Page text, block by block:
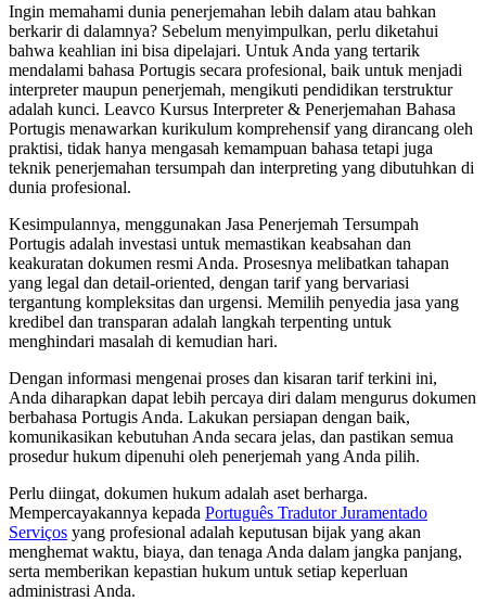
Ingin memahami dunia penerjemahan lebih dalam atau bahkan
berkarir di dalamnya? Sebelum menyimpulkan, perlu diketahui
bahwa keahlian ini bisa dipelajari. Untuk Anda yang tertarik
mendalami bahasa Portugis secara profesional, baik untuk menjadi
interpreter maupun penerjemah, mengikuti pendidikan terstruktur
adalah kunci. Leavco Kursus Interpreter & Penerjemahan Bahasa
Portugis menawarkan kurikulum komprehensif yang dirancang oleh
praktisi, tidak hanya mengasah kemampuan bahasa tetapi juga
teknik penerjemahan tersumpah dan interpreting yang dibutuhkan di
dunia profesional.
Kesimpulannya, menggunakan Jasa Penerjemah Tersumpah
Portugis adalah investasi untuk memastikan keabsahan dan
keakuratan dokumen resmi Anda. Prosesnya melibatkan tahapan
yang legal dan detail-oriented, dengan tarif yang bervariasi
tergantung kompleksitas dan urgensi. Memilih penyedia jasa yang
kredibel dan transparan adalah langkah terpenting untuk
menghindari masalah di kemudian hari.
Dengan informasi mengenai proses dan kisaran tarif terkini ini,
Anda diharapkan dapat lebih percaya diri dalam mengurus dokumen
berbahasa Portugis Anda. Lakukan persiapan dengan baik,
komunikasikan kebutuhan Anda secara jelas, dan pastikan semua
prosedur hukum dipenuhi oleh penerjemah yang Anda pilih.
Perlu diingat, dokumen hukum adalah aset berharga.
Mempercayakannya kepada Português Tradutor Juramentado
Serviços yang profesional adalah keputusan bijak yang akan
menghemat waktu, biaya, dan tenaga Anda dalam jangka panjang,
serta memberikan kepastian hukum untuk setiap keperluan
administrasi Anda.